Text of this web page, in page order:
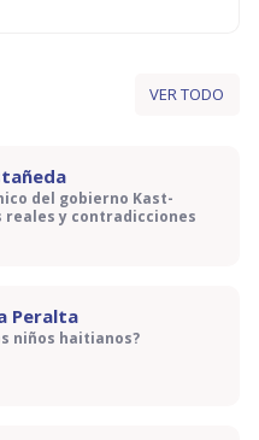
VER TODO
del gobierno Kast-
reales y contradicciones
Peralta
niños haitianos?